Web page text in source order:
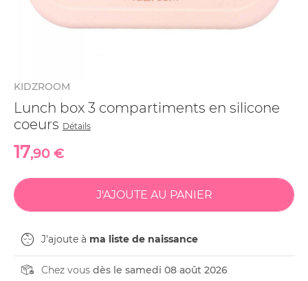
KIDZROOM
Lunch box 3 compartiments en silicone
coeurs Détails
17,90 €
J'ajoute à ma liste de naissance
Chez vous dès le samedi 08 août 2026